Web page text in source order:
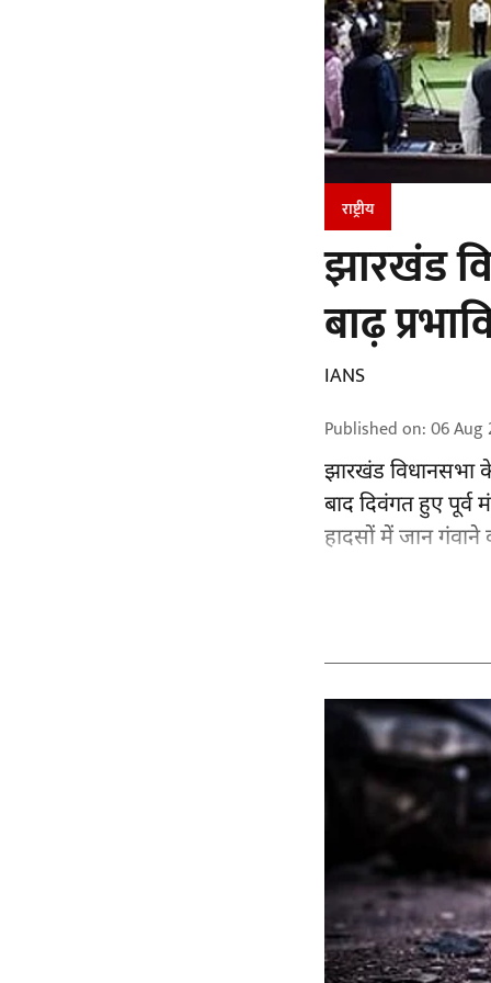
राष्ट्रीय
झारखंड
बाढ़
IANS
Published on:06 Aug
झारखंडविधानसभा
बाद दिवंगत हुए पूर्व
हादसों में जान गंवाने